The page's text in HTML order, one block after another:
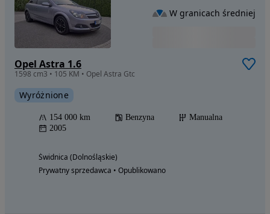
Opel Astra 1.6
1598 cm3 • 105 KM • Opel Astra Gtc
Wyróżnione
154 000 km Benzyna
Manualna
2005
Świdnica (Dolnośląskie)
Prywatny sprzedawca • Opublikowano
W granicach średniej